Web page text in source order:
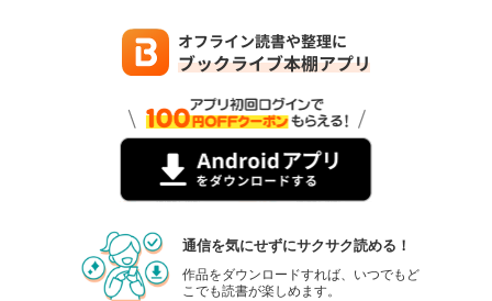
通信を気にせずにサクサク読める！
作品をダウンロードすれば、いつでもど
こでも読書が楽しめます。